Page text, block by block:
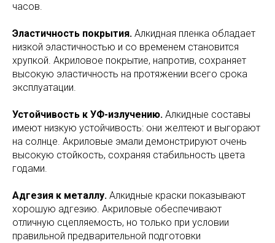
часов.
Эластичность покрытия. Алкидная пленка обладает
низкой эластичностью и со временем становится
хрупкой. Акриловое покрытие, напротив, сохраняет
высокую эластичность на протяжении всего срока
эксплуатации.
Устойчивость к УФ-излучению. Алкидные составы
имеют низкую устойчивость: они желтеют и выгорают
на солнце. Акриловые эмали демонстрируют очень
высокую стойкость, сохраняя стабильность цвета
годами.
Адгезия к металлу. Алкидные краски показывают
хорошую адгезию. Акриловые обеспечивают
отличную сцепляемость, но только при условии
правильной предварительной подготовки